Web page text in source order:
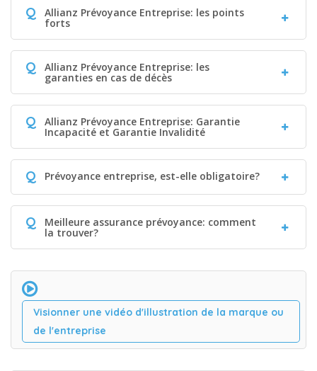
Q Allianz Prévoyance Entreprise: les points
forts
Q Allianz Prévoyance Entreprise: les
garanties en cas de décès
Q Allianz Prévoyance Entreprise: Garantie
Incapacité et Garantie Invalidité
Q Prévoyance entreprise, est-elle obligatoire?
Q Meilleure assurance prévoyance: comment
la trouver?
Visionner une vidéo d'illustration de la marque ou
de l'entreprise